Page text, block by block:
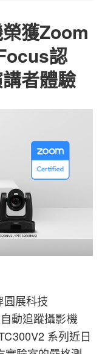
獲Zoom
認
者體驗
圓展科技
動追蹤攝影機
系列近日